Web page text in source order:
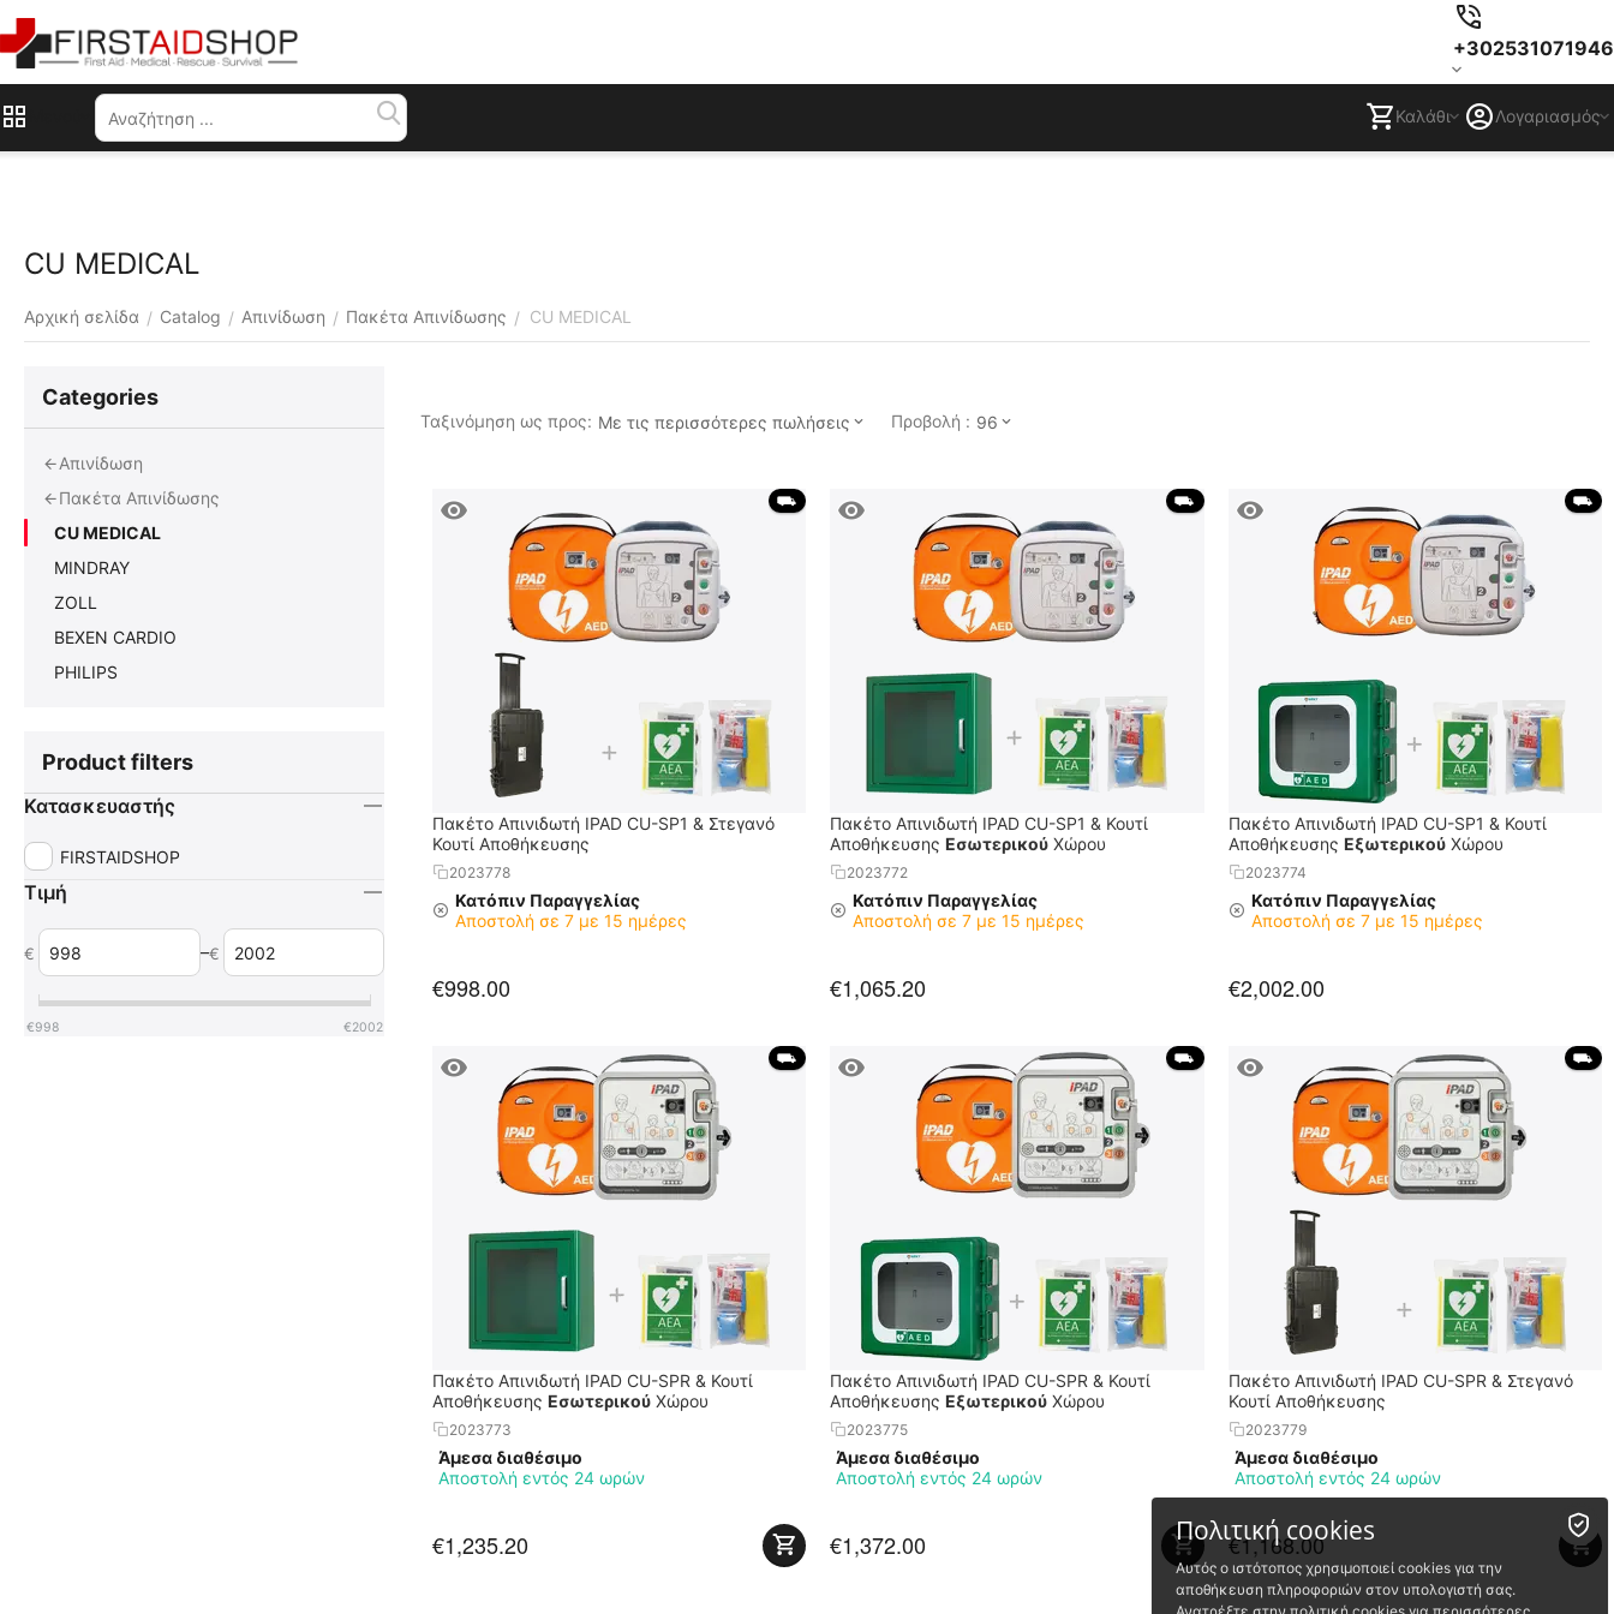
+302531071946
Καλάθι Λογαριασμός
CU MEDICAL
Αρχική σελίδα / Catalog / Απινίδωση / Πακέτα Απινίδωσης / CU MEDICAL
Ταξινόμηση ως προς: Με τις περισσότερες πωλήσεις Προβολή : 96
⛟
Πακέτο Απινιδωτή IPAD CU-SP1 & Στεγανό
Κουτί Αποθήκευσης
2023778
Κατόπιν Παραγγελίας
Αποστολή σε 7 με 15 ημέρες
€998.00
⛟
Πακέτο Απινιδωτή IPAD CU-SP1 & Κουτί
ΑποθήκευσηςΕσωτερικού Χώρου
2023772
Κατόπιν Παραγγελίας
Αποστολή σε 7 με 15 ημέρες
€1,065.20
⛟
Πακέτο Απινιδωτή IPAD CU-SP1 & Κουτί
Αποθήκευσης ΕξωτερικούΧώρου
2023774
Κατόπιν Παραγγελίας
Αποστολή σε 7 με 15 ημέρες
€2,002.00
⛟
Πακέτο Απινιδωτή IPAD CU-SPR & Κουτί
Αποθήκευσης Εσωτερικού Χώρου
2023773
Άμεσα διαθέσιμο
Αποστολή εντός 24 ωρών
€1,235.20
⛟
Πακέτο Απινιδωτή IPAD CU-SPR & Κουτί
ΑποθήκευσηςΕξωτερικού Χώρου
2023775
Άμεσα διαθέσιμο
Αποστολή εντός 24 ωρών
€1,372.00
⛟
Πακέτο Απινιδωτή IPAD CU-SPR & Στεγανό
Κουτί Αποθήκευσης
2023779
Άμεσα διαθέσιμο
Αποστολή εντός 24 ωρών
€1,168.00
Сategories
Απινίδωση
Πακέτα Απινίδωσης
CU MEDICAL
MINDRAY
ZOLL
BEXEN CARDIO
PHILIPS
Product filters
Κατασκευαστής
FIRSTAIDSHOP
Τιμή
€ –€
€998 €2002
Πολιτική cookies
Αυτός ο ιστότοπος χρησιμοποιεί cookies για την
αποθήκευση πληροφοριών στον υπολογιστή σας.